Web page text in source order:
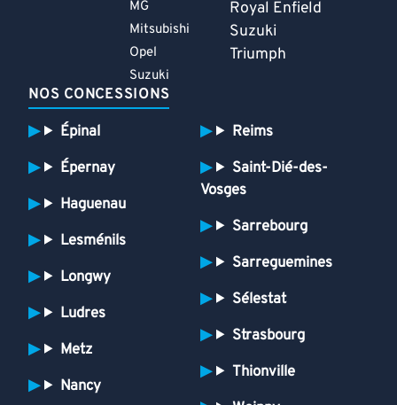
MG
Mitsubishi
Opel
Suzuki
Royal Enfield
Suzuki
Triumph
NOS CONCESSIONS
Épinal
Épernay
Haguenau
Lesménils
Longwy
Ludres
Metz
Nancy
Reims
Saint-Dié-des-
Vosges
Sarrebourg
Sarreguemines
Sélestat
Strasbourg
Thionville